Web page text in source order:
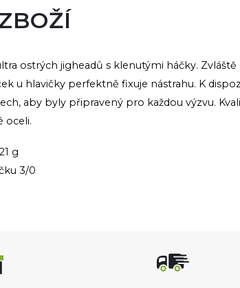
ostrých jigheadů s klenutými háčky.
u hlavičky perfektně fixuje nástrahu. K
aby byly připravený pro každou výzvu.
oceli.
g
3/0